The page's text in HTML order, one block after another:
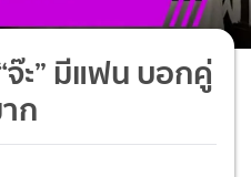
จ๊ะ” มีแฟน บอกคู่
ก